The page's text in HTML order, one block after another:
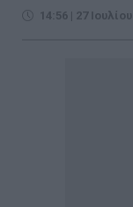
14:56 | 27